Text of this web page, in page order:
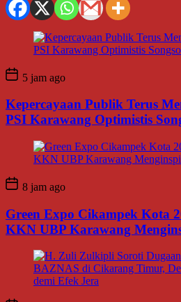
5 jam ago
Kepercayaan Publik Terus
PSI Karawang Optimistis
8 jam ago
Green Expo Cikampek Kota
KKN UBP Karawang